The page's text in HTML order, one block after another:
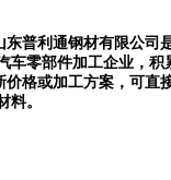
普利通钢材有限公司
车零部件加工企业，积
格或加工方案，可直
。